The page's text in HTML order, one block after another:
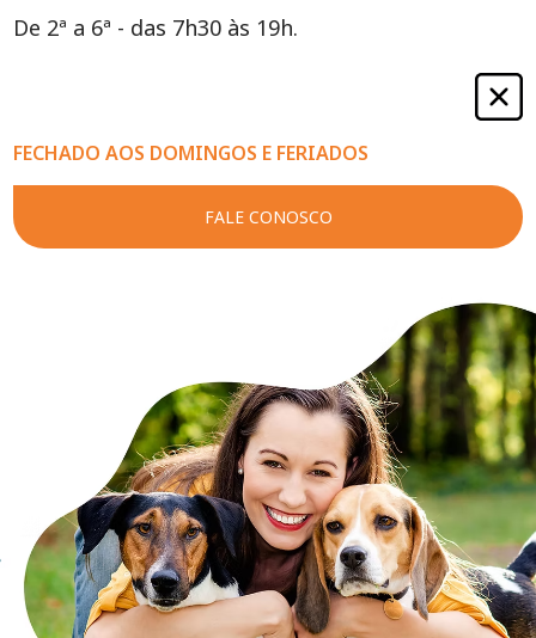
De 2ª a 6ª - das 7h30 às 19h.
FECHADO AOS DOMINGOS E FERIADOS
FALE CONOSCO